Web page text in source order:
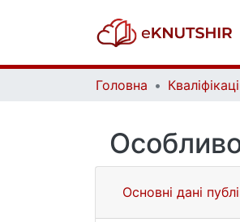
Головна
Основні дані